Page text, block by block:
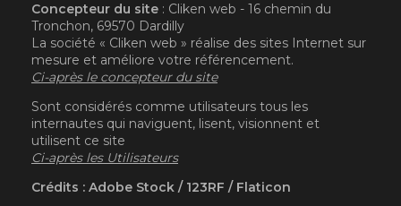
Concepteur du site : Cliken web - 16 chemin du
Tronchon, 69570 Dardilly
La société « Cliken web » réalise des sites Internet sur
mesure et améliore votre référencement.
Ci-après le concepteur du site
Sont considérés comme utilisateurs tous les
internautes qui naviguent, lisent, visionnent et
utilisent ce site
Ci-après les Utilisateurs
Crédits : Adobe Stock / 123RF / Flaticon